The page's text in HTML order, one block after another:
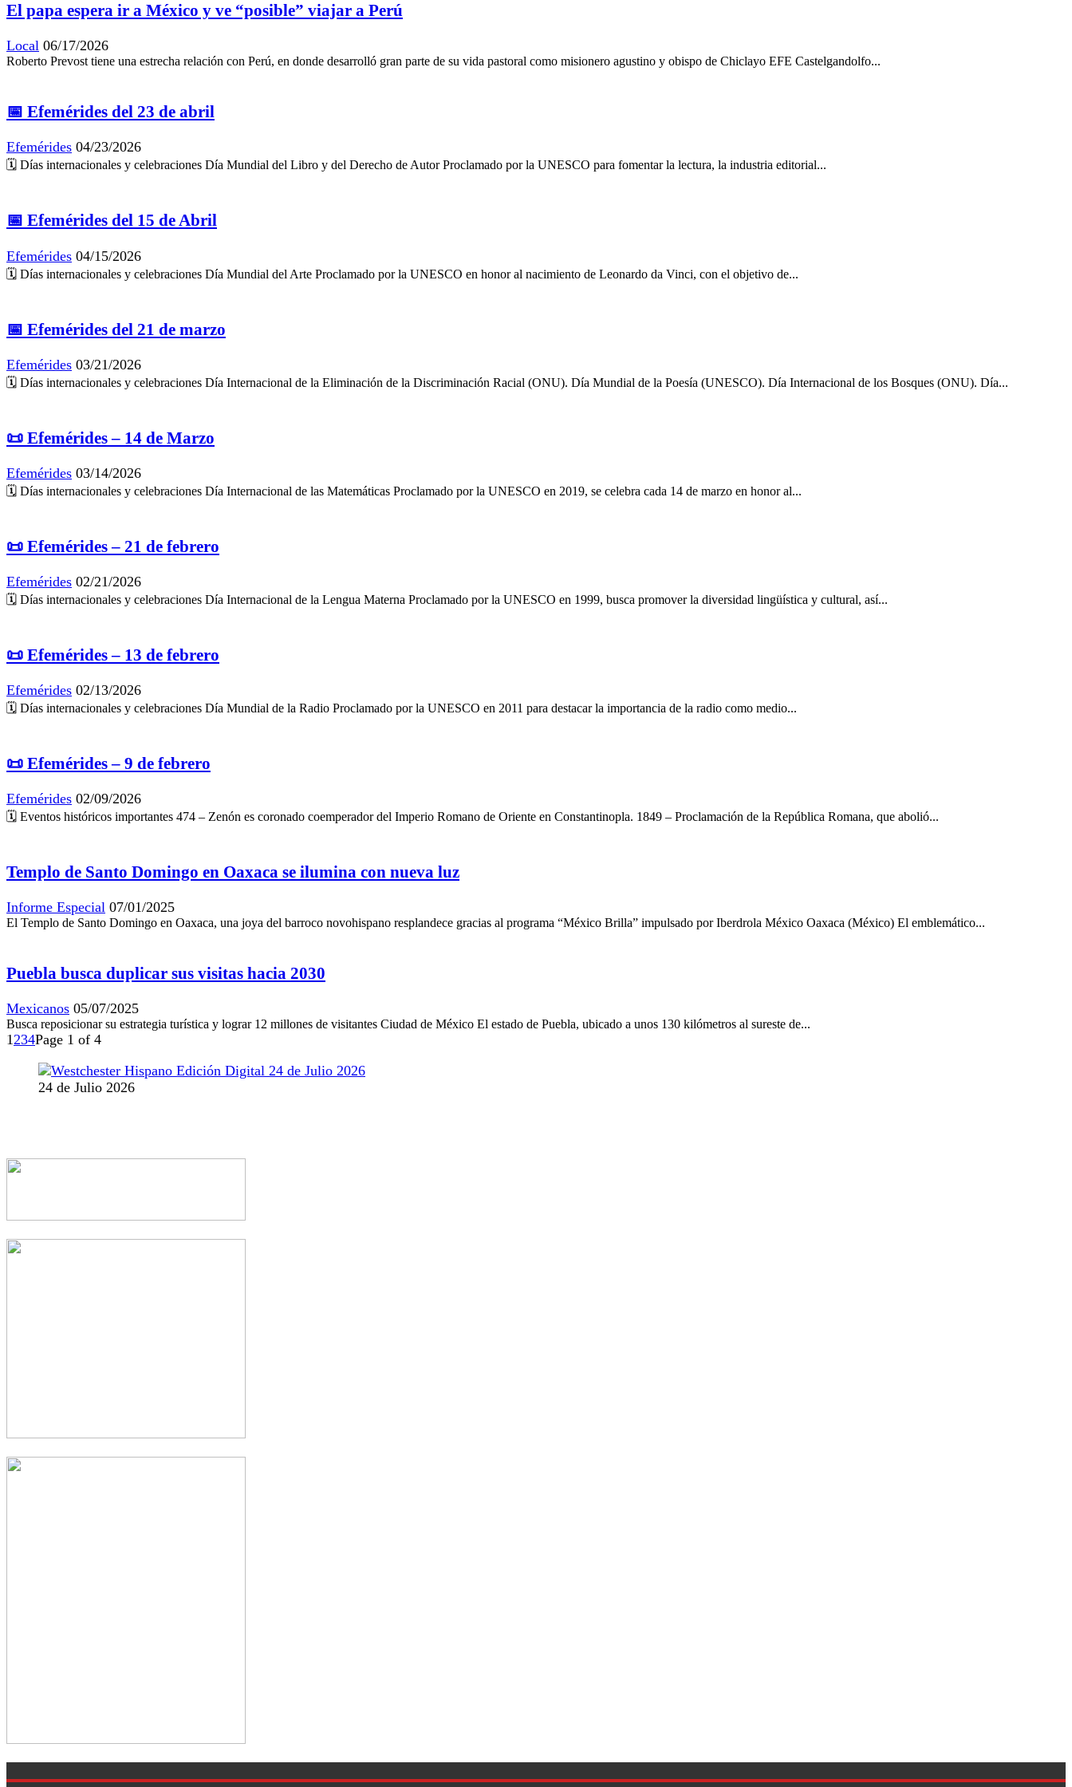
El papa espera ir a México y ve “posible” viajar a Perú
Local 06/17/2026
Roberto Prevost tiene una estrecha relación con Perú, en donde desarrolló gran parte de su vida pastoral como misionero agustino y obispo de Chiclayo EFE Castelgandolfo...
📅 Efemérides del 23 de abril
Efemérides 04/23/2026
🗓 Días internacionales y celebraciones Día Mundial del Libro y del Derecho de Autor Proclamado por la UNESCO para fomentar la lectura, la industria editorial...
📅 Efemérides del 15 de Abril
Efemérides 04/15/2026
🗓 Días internacionales y celebraciones Día Mundial del Arte Proclamado por la UNESCO en honor al nacimiento de Leonardo da Vinci, con el objetivo de...
📅 Efemérides del 21 de marzo
Efemérides 03/21/2026
🗓 Días internacionales y celebraciones Día Internacional de la Eliminación de la Discriminación Racial (ONU). Día Mundial de la Poesía (UNESCO). Día Internacional de los Bosques (ONU). Día...
📜 Efemérides – 14 de Marzo
Efemérides 03/14/2026
🗓 Días internacionales y celebraciones Día Internacional de las Matemáticas Proclamado por la UNESCO en 2019, se celebra cada 14 de marzo en honor al...
📜 Efemérides – 21 de febrero
Efemérides 02/21/2026
🗓 Días internacionales y celebraciones Día Internacional de la Lengua Materna Proclamado por la UNESCO en 1999, busca promover la diversidad lingüística y cultural, así...
📜 Efemérides – 13 de febrero
Efemérides 02/13/2026
🗓 Días internacionales y celebraciones Día Mundial de la Radio Proclamado por la UNESCO en 2011 para destacar la importancia de la radio como medio...
📜 Efemérides – 9 de febrero
Efemérides 02/09/2026
🗓️ Eventos históricos importantes 474 – Zenón es coronado coemperador del Imperio Romano de Oriente en Constantinopla. 1849 – Proclamación de la República Romana, que abolió...
Templo de Santo Domingo en Oaxaca se ilumina con nueva luz
Informe Especial 07/01/2025
El Templo de Santo Domingo en Oaxaca, una joya del barroco novohispano resplandece gracias al programa “México Brilla” impulsado por Iberdrola México Oaxaca (México) El emblemático...
Puebla busca duplicar sus visitas hacia 2030
Mexicanos 05/07/2025
Busca reposicionar su estrategia turística y lograr 12 millones de visitantes Ciudad de México El estado de Puebla, ubicado a unos 130 kilómetros al sureste de...
1234Page 1 of 4
24 de Julio 2026